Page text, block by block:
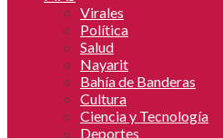
Virales
Política
Salud
Nayarit
Bahía de Banderas
Cultura
Ciencia y Tecnología
Deportes